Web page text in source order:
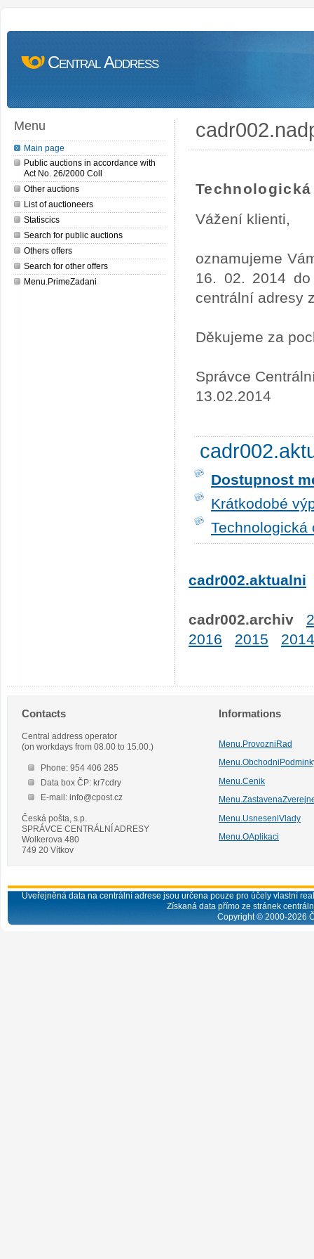
Central Address
Menu
Main page
Public auctions in accordance with
Act No. 26/2000 Coll
Other auctions
List of auctioneers
Statiscics
Search for public auctions
Others offers
Search for other offers
Menu.PrimeZadani
Vážení klienti,
oznamujeme
16. 02. 2014 do
centrální adresy
Děkujeme za
Správce
13.02.2014
Dostupnost
Krátkodobé
Technologická
cadr002.aktualni
cadr002.archiv
2016
2015 2014
Contacts
Central address operator
(on workdays from 08.00 to 15.00.)
Phone: 954 406 285
Data box ČP: kr7cdry
E-mail: info@cpost.cz
Česká pošta, s.p.
SPRÁVCE CENTRÁLNÍ ADRESY
Wolkerova 480
749 20 Vítkov
Informations
Menu.ProvozniRad
Menu.Cenik
Menu.UsneseniVlady
Menu.OAplikaci
Uveřejněná data na centrální adrese jsou určena pouze pro účely vlastní
Získaná data přímo ze stránek
Copyright © 2000-2026